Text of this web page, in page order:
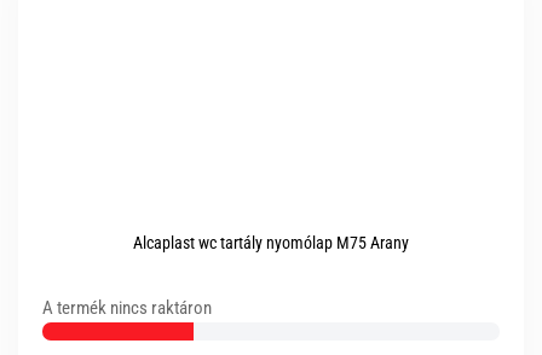
Alcaplast wc tartály nyomólap M75 Arany
A termék nincs raktáron